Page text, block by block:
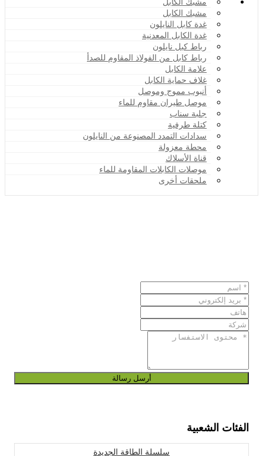
مشبك الكابل
مشبك الكابل
غدة كابل النايلون
غدة الكابل المعدنية
رباط كبل نايلون
رباط كابل من الفولاذ المقاوم للصدأ
علامة الكابل
غلاف حماية الكابل
أنبوب مموج وموصل
موصل طيران مقاوم للماء
جلبة سناب
كتلة طرفية
سدادات التمدد المصنوعة من النايلون
محطة معزولة
قناة الأسلاك
موصلات الكابلات المقاومة للماء
ملحقات أخرى
أرسل رسالة
الفئات الشعبية
سلسلة الطاقة الجديدة